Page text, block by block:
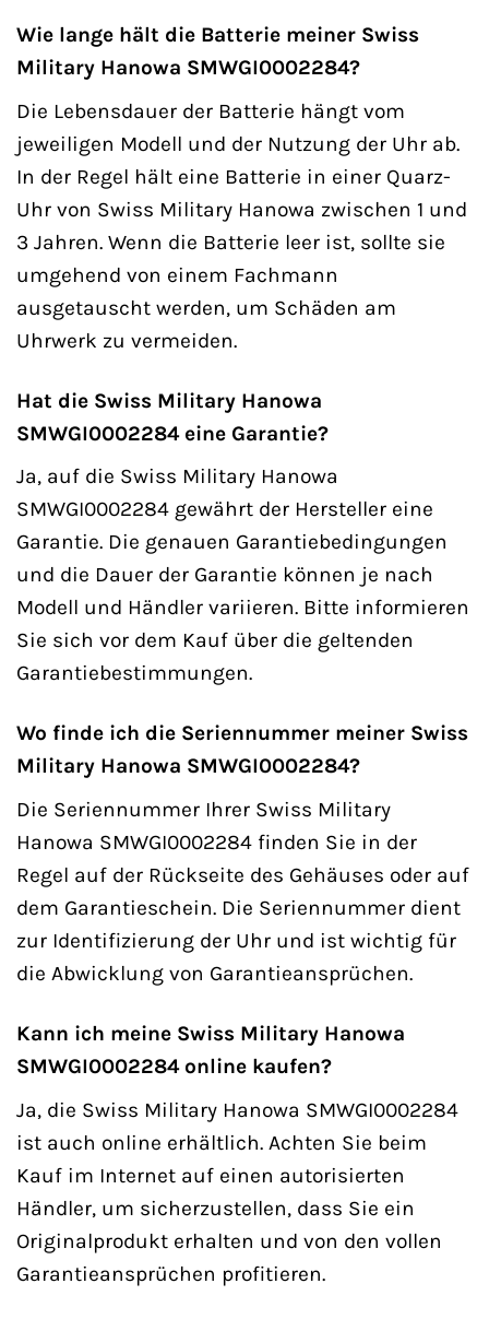
Wie lange hält die Batterie meiner Swiss
Military Hanowa SMWGI0002284?
Die Lebensdauer der Batterie hängt vom
jeweiligen Modell und der Nutzung der Uhr ab.
In der Regel hält eine Batterie in einer Quarz-
Uhr von Swiss Military Hanowa zwischen 1 und
3 Jahren. Wenn die Batterie leer ist, sollte sie
umgehend von einem Fachmann
ausgetauscht werden, um Schäden am
Uhrwerk zu vermeiden.
Hat die Swiss Military Hanowa
SMWGI0002284 eine Garantie?
Ja, auf die Swiss Military Hanowa
SMWGI0002284 gewährt der Hersteller eine
Garantie. Die genauen Garantiebedingungen
und die Dauer der Garantie können je nach
Modell und Händler variieren. Bitte informieren
Sie sich vor dem Kauf über die geltenden
Garantiebestimmungen.
Wo finde ich die Seriennummer meiner Swiss
Military Hanowa SMWGI0002284?
Die Seriennummer Ihrer Swiss Military
Hanowa SMWGI0002284 finden Sie in der
Regel auf der Rückseite des Gehäuses oder auf
dem Garantieschein. Die Seriennummer dient
zur Identifizierung der Uhr und ist wichtig für
die Abwicklung von Garantieansprüchen.
Kann ich meine Swiss Military Hanowa
SMWGI0002284 online kaufen?
Ja, die Swiss Military Hanowa SMWGI0002284
ist auch online erhältlich. Achten Sie beim
Kauf im Internet auf einen autorisierten
Händler, um sicherzustellen, dass Sie ein
Originalprodukt erhalten und von den vollen
Garantieansprüchen profitieren.